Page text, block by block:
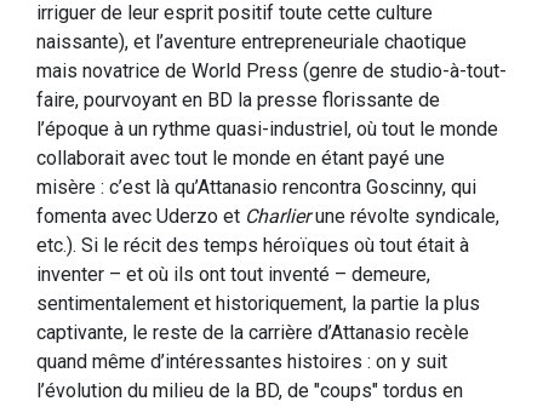
irriguer de leur esprit positif toute cette culture
naissante), et l’aventure entrepreneuriale chaotique
mais novatrice de World Press (genre de studio-à-tout-
faire, pourvoyant en BD la presse florissante de
l’époque à un rythme quasi-industriel, où tout le monde
collaborait avec tout le monde en étant payé une
misère : c’est là qu’Attanasio rencontra Goscinny, qui
fomenta avec Uderzo et Charlierune révolte syndicale,
etc.). Si le récit des temps héroïques où tout était à
inventer – et où ils ont tout inventé – demeure,
sentimentalement et historiquement, la partie la plus
captivante, le reste de la carrière d’Attanasio recèle
quand même d’intéressantes histoires : on y suit
l’évolution du milieu de la BD, de "coups" tordus en